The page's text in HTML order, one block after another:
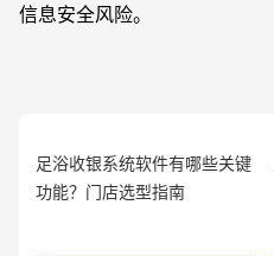
信息安全风险。
足浴收银系统软件有哪些关键
功能？门店选型指南